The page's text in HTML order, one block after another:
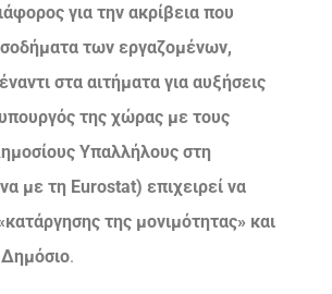
για την ακρίβεια που
των εργαζομένων,
στα αιτήματα για αυξήσεις
της χώρας με τους
Υπαλλήλους στη
με τη Eurostat) επιχειρεί να
της μονιμότητας» και
.